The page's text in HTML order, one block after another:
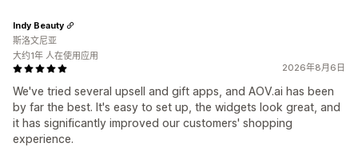
2026年8月6日
We've tried several upsell and gift apps, and AOV.ai has been
by far the best. It's easy to set up, the widgets look great, and
it has significantly improved our customers' shopping
experience.
Indy Beauty
斯洛文尼亚
大约1年 人在使用应用